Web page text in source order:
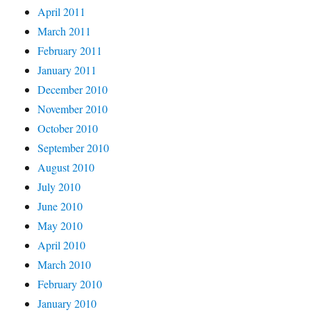
April 2011
March 2011
February 2011
January 2011
December 2010
November 2010
October 2010
September 2010
August 2010
July 2010
June 2010
May 2010
April 2010
March 2010
February 2010
January 2010